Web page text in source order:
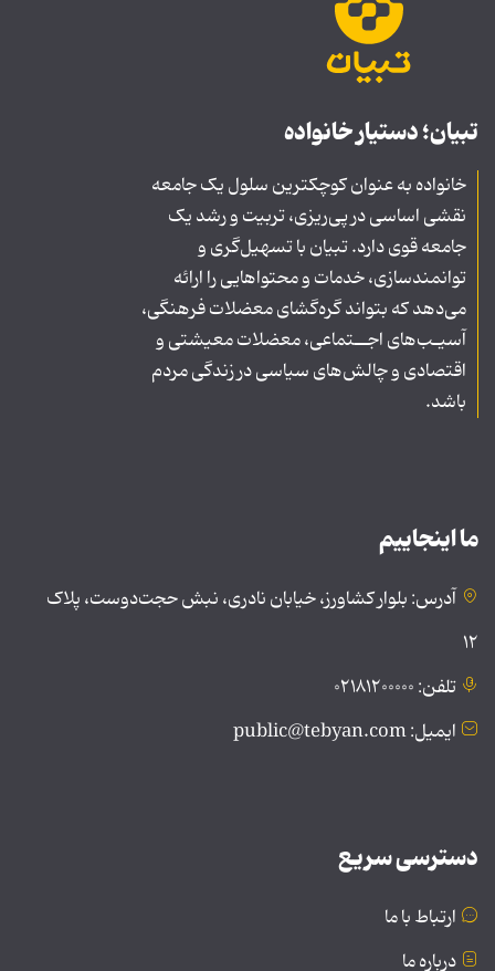
تبیان؛ دستیار خانواده
خانواده به عنوان کوچکترین سلول یک جامعه
نقشی اساسی در پی‌ریزی، تربیت و رشد یک
جامعه قوی دارد. تبیان با تسهیل‌گری و
توانمندسازی، خدمات و محتواهایی را ارائه
می‌دهد که بتواند گره‌گشای معضلات فرهنگی،
آسیـب‌های اجــتماعی، معضلات معیشتی و
اقتصادی و چالش‌های سیاسی در زندگی مردم
باشد.
ما اینجاییم
آدرس: بلوار کشاورز، خیابان نادری، نبش حجت‌دوست، پلاک
۱۲
تلفن: ۰۲۱۸۱۲۰۰۰۰۰
ایمیل: public@tebyan.com
دسترسی سریع
ارتباط با ما
درباره ما